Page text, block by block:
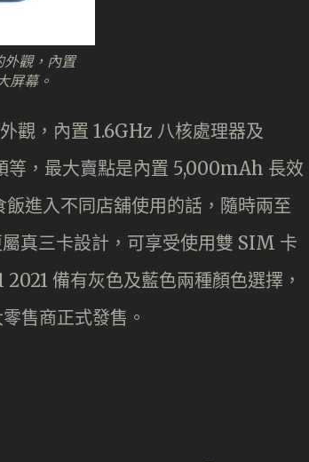
觀，內置
屏幕。
觀，內置 1.6GHz 八核處理器及
，最大賣點是內置 5,000mAh 長效
進入不同店舖使用的話，隨時兩至
真三卡設計，可享受使用雙 SIM 卡
備有灰色及藍色兩種顏色選擇，
售商正式發售。